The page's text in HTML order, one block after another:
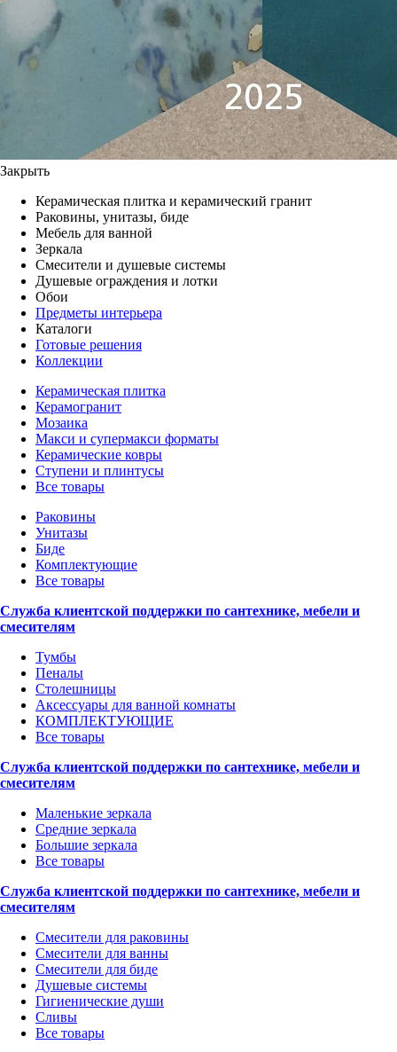
Закрыть
Керамическая плитка и керамический гранит
Раковины, унитазы, биде
Мебель для ванной
Зеркала
Смесители и душевые системы
Душевые ограждения и лотки
Обои
Предметы интерьера
Каталоги
Готовые решения
Коллекции
Керамическая плитка
Керамогранит
Мозаика
Макси и супермакси форматы
Керамические ковры
Ступени и плинтусы
Все товары
Раковины
Унитазы
Биде
Комплектующие
Все товары
Служба клиентской поддержки по сантехнике, мебели и
смесителям
Тумбы
Пеналы
Столешницы
Аксессуары для ванной комнаты
КОМПЛЕКТУЮЩИЕ
Все товары
Служба клиентской поддержки по сантехнике, мебели и
смесителям
Маленькие зеркала
Средние зеркала
Большие зеркала
Все товары
Служба клиентской поддержки по сантехнике, мебели и
смесителям
Смесители для раковины
Смесители для ванны
Смесители для биде
Душевые системы
Гигиенические души
Сливы
Все товары